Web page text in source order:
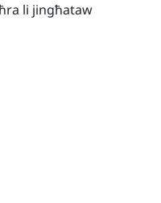
li jingħataw